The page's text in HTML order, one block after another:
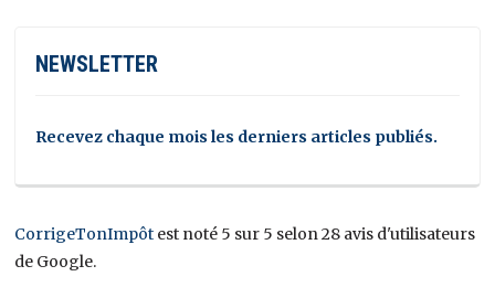
NEWSLETTER
Recevez chaque mois les derniers articles publiés.
CorrigeTonImpôt est noté 5 sur 5 selon 28 avis d'utilisateurs
de Google.